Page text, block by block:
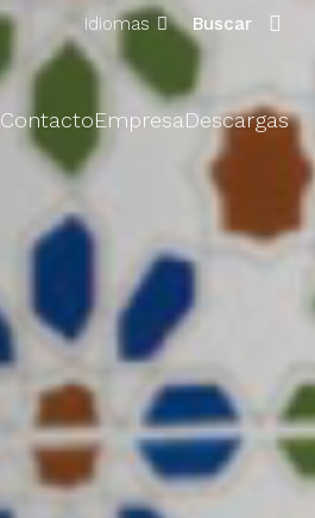
Idiomas Buscar
ContactoEmpresaDescargas